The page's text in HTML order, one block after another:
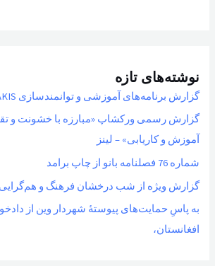
نوشته‌های تازه
گزارش برنامه‌های آموزشی و توانمندسازی AKIS
گزارش رسمی ورکشاپ «مبارزه با خشونت و
آموزش و کاریابی» – لینز
شماره 76 فصلنامه بانو از چاپ برامد
گزارش ویژه از شب درخشان فرهنگ و هم‌گرایی
به پاسِ حمایت‌های پیوستهٔ شهردار وین از
افغانستان،